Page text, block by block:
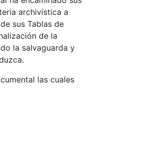
archivística a
sus Tablas de
de la
la salvaguarda y
las cuales